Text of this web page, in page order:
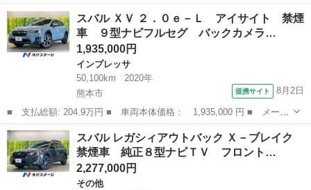
名： スバル ■ 車種名： フォレスター ■ グレード名： ２．０
ｉ－Ｌ アイサイト アルミ メモリナビ ＬＥＤライト 地デジＴ
Ｖ ＤＶＤ...
熊本 熊本市
スバル ＸＶ ２．０ｅ－Ｌ アイサイト 禁煙
車 ９型ナビフルセグ バックカメラ…
1,935,000円
インプレッサ
50,100km
2020年
熊本市
提携サイト 8月2日
■ 支払総額: 204.9万円 ■ 車両本体価格： 1,935,000 円 ■ メーカ
ー名： スバル ■ 車種名： ＸＶ ■ グレード名： ２．０ｅ－
Ｌ アイサイト 禁煙車 ９型ナビフルセグ バックカメラ ＬＥＤ
ヘッド ヘ...
熊本 熊本市 インプレッサ
スバル レガシィアウトバック Ｘ－ブレイク
禁煙車 純正８型ナビＴＶ フロント…
2,277,000円
その他